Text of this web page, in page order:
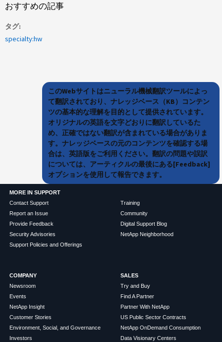
おすすめの記事
タグ
specialty:hw
このWebサイトはニューラル機械翻訳ツールによっ
て翻訳されており、ナレッジベース（KB）コンテン
ツの基本的な理解を目的として提供されています。
オリジナルの英語を文字どおりに翻訳しているた
め、正確ではない翻訳が含まれている場合がありま
す。ナレッジベースの元のコンテンツを確認する場
合は、英語版をご利用ください。翻訳の問題や誤訳
については、アーティクルの最後にある[Feedback]
オプションを使用して報告できます。
MORE IN SUPPORT
Contact Support
Report an Issue
Provide Feedback
Security Advisories
Support Policies and Offerings
Training
Community
Digital Support Blog
NetApp Neighborhood
COMPANY
Newsroom
Events
NetApp Insight
Customer Stories
Environment, Social, and Governance
Investors
SALES
Try and Buy
Find A Partner
Partner With NetApp
US Public Sector Contracts
NetApp OnDemand Consumption
Data Visionary Centers